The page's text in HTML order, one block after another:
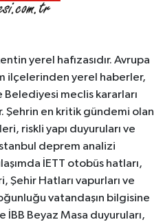
yerel hafızasıdır. Avrupa
ilçelerinden yerel haberler,
Belediyesi meclis kararları
en kritik gündemi olan
riskli yapı duyuruları ve
deprem analizi
İETT otobüs hatları,
Hatları vapurları ve
vatandaşın bilgisine
Beyaz Masa duyuruları,